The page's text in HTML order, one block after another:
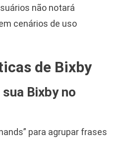
não notará
cenários de uso
de Bixby
Bixby no
para agrupar frases